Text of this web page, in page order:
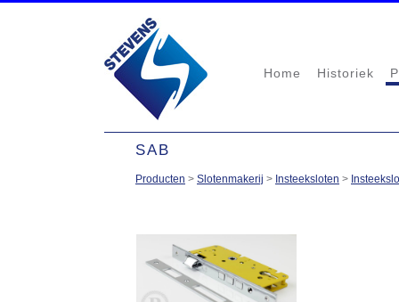
Home Historiek
SAB
Producten > Slotenmakerij > Insteeksloten >